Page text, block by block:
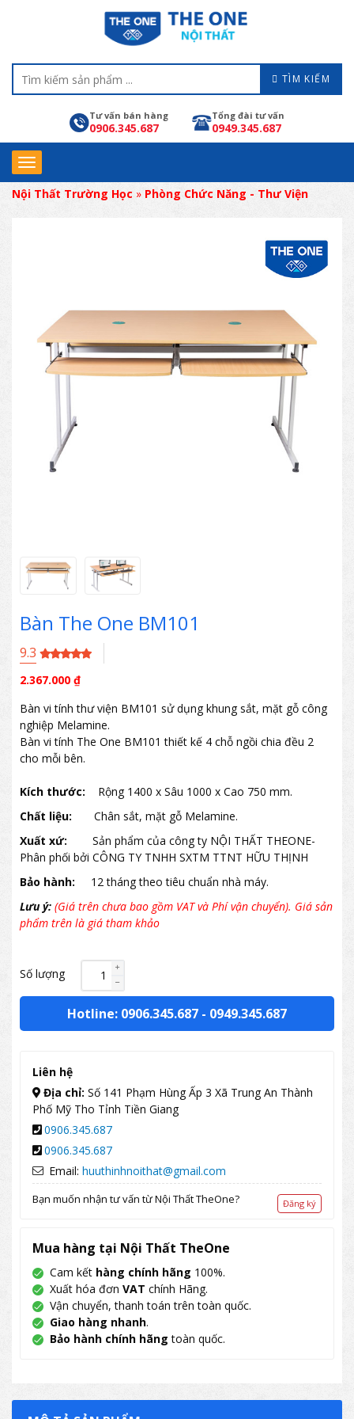
TÌM KIẾM
Tư vấn bán hàng
0906.345.687
Tổng đài tư vấn
0949.345.687
Nội Thất Trường Học » Phòng Chức Năng - Thư Viện
Bàn The One BM101
9.3
2.367.000 ₫
Bàn vi tính thư viện BM101 sử dụng khung sắt, mặt gỗ công
nghiệp Melamine.
Bàn vi tính The One BM101 thiết kế 4 chỗ ngồi chia đều 2
cho mỗi bên.
Kích thước: Rộng 1400 x Sâu 1000 x Cao 750 mm.
Chất liệu:
Chân sắt, mặt gỗ Melamine.
Xuất xứ:
Sản phẩm của công ty NỘI THẤT THEONE-
Phân phối bởi CÔNG TY TNHH SXTM TTNT HỮU THỊNH
Bảo hành:
12 tháng theo tiêu chuẩn nhà máy.
Lưu ý: (Giá trên chưa bao gồm VAT và Phí vận chuyển). Giá sản
phẩm trên là giá tham khảo
Số lượng
Hotline: 0906.345.687 - 0949.345.687
Liên hệ
Địa chỉ: Số 141 Phạm Hùng Ấp 3 Xã Trung An Thành
Phố Mỹ Tho Tỉnh Tiền Giang
0906.345.687
0906.345.687
Email: huuthinhnoithat@gmail.com
Bạn muốn nhận tư vấn từ Nội Thất TheOne? Đăng ký
Mua hàng tại Nội Thất TheOne
Cam kết hàng chính hãng 100%.
Xuất hóa đơn VAT chính Hãng.
Vận chuyển, thanh toán trên toàn quốc.
Giao hàng nhanh.
Bảo hành chính hãng toàn quốc.